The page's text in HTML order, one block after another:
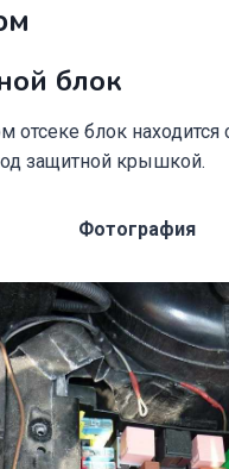
блок
отсеке блок находится
защитной крышкой.
Фотография